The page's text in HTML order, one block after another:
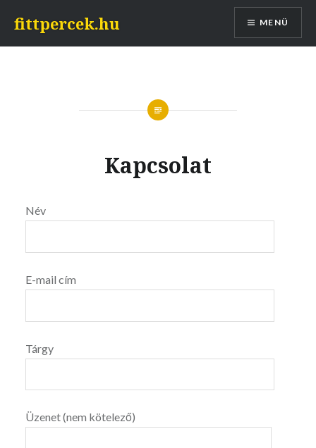
tartalomhoz
fittpercek.hu MENÜ
Kapcsolat
Név
E-mail cím
Tárgy
Üzenet (nem kötelező)